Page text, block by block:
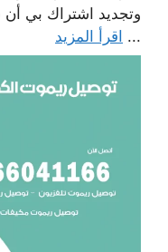
وتجديد اشتراك بي أن
... اقرأ المزيد